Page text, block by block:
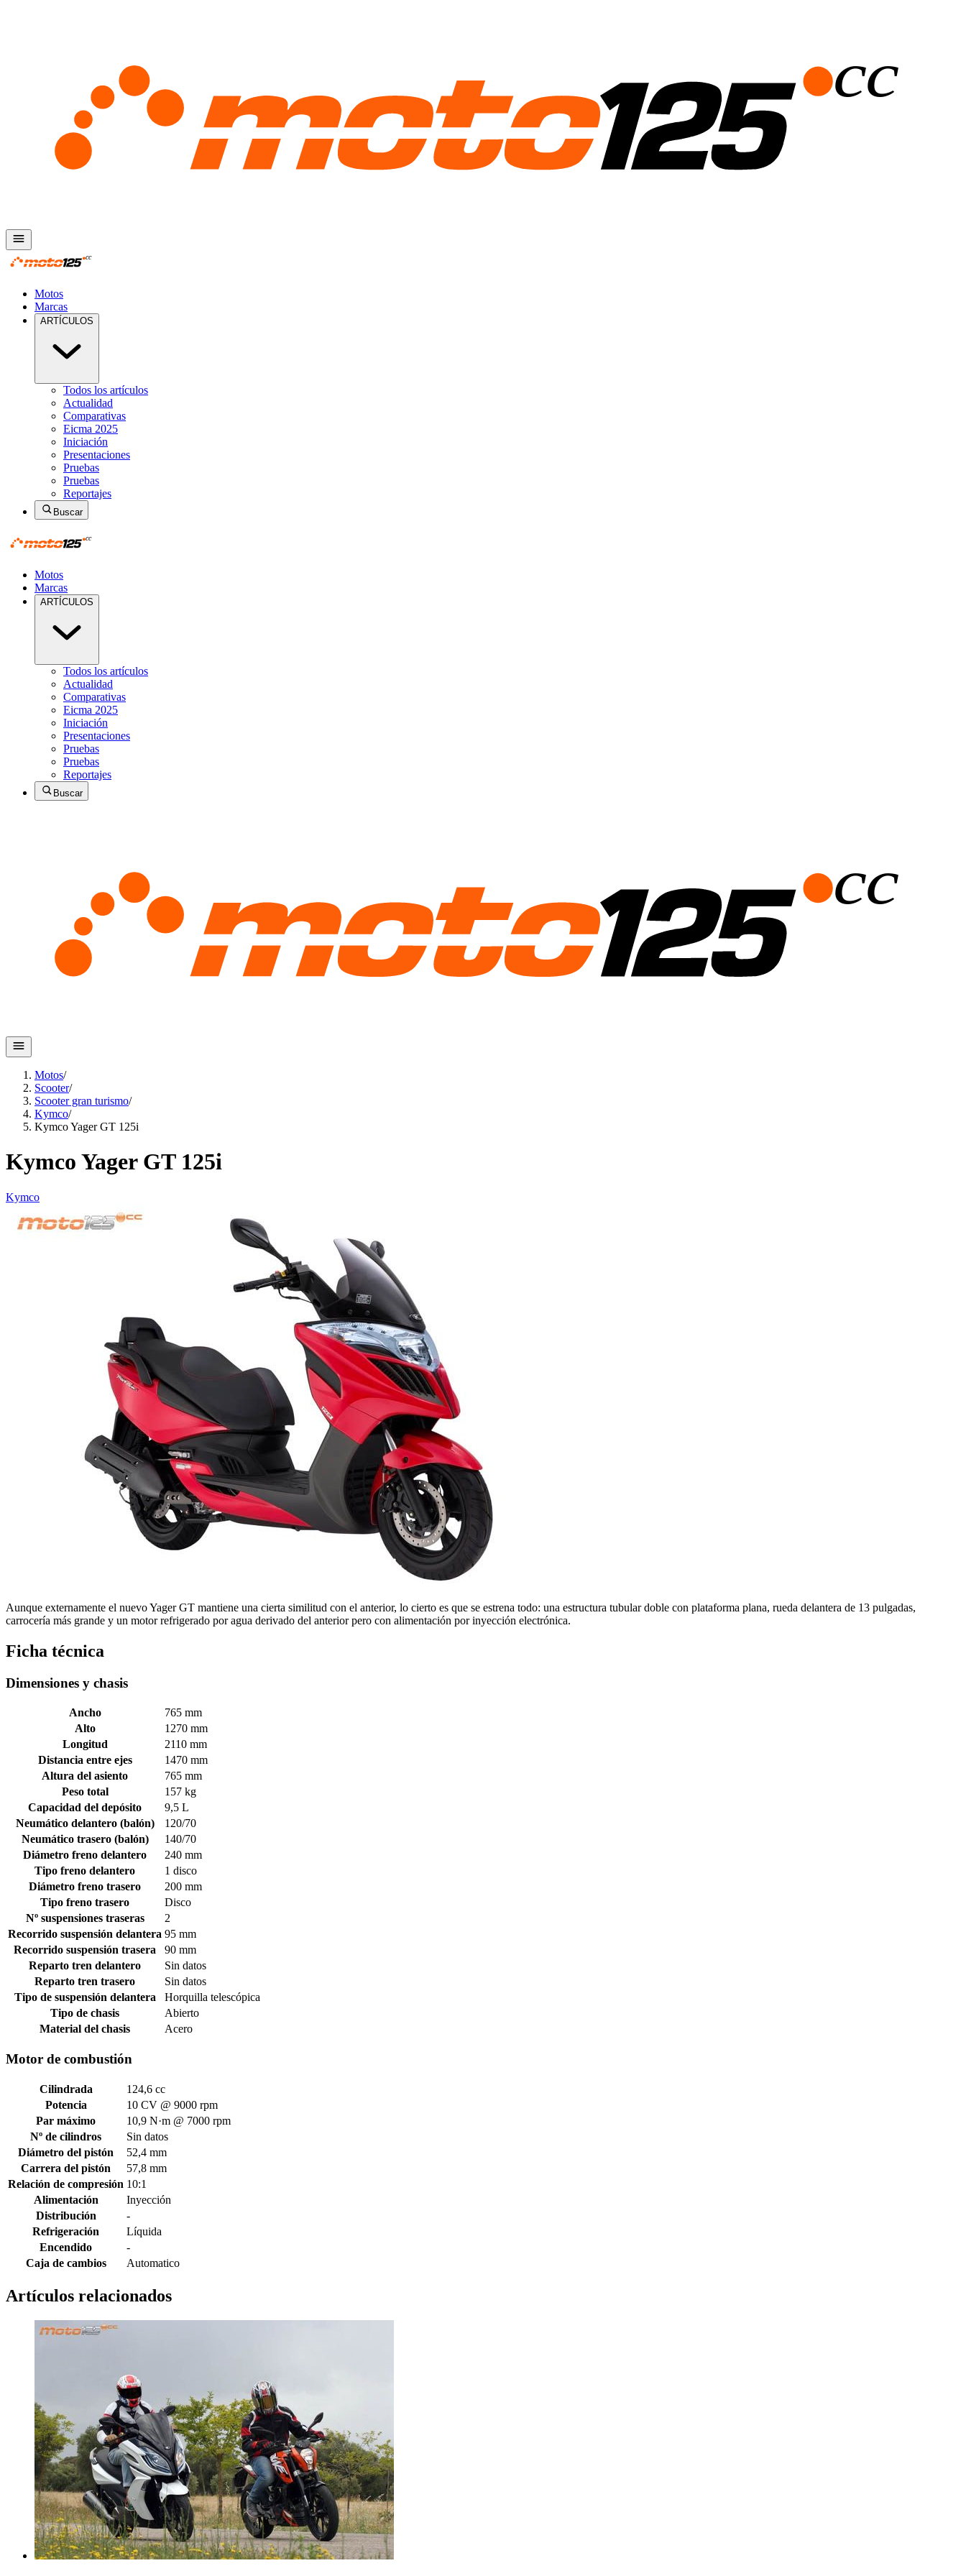
Motos
Marcas
ARTÍCULOS
Todos los artículos
Actualidad
Comparativas
Eicma 2025
Iniciación
Presentaciones
Pruebas
Pruebas
Reportajes
Buscar
Motos
Marcas
ARTÍCULOS
Todos los artículos
Actualidad
Comparativas
Eicma 2025
Iniciación
Presentaciones
Pruebas
Pruebas
Reportajes
Buscar
Motos/
Scooter/
Scooter gran turismo/
Kymco/
Kymco Yager GT 125i
Kymco Yager GT 125i
Kymco
Aunque externamente el nuevo Yager GT mantiene una cierta similitud con el anterior, lo cierto es que se estrena todo: una estructura tubular doble con plataforma plana, rueda delantera de 13 pulgadas,
carrocería más grande y un motor refrigerado por agua derivado del anterior pero con alimentación por inyección electrónica.
Ficha técnica
Dimensiones y chasis
Ancho
765 mm
Alto
1270 mm
Longitud
2110 mm
Distancia entre ejes
1470 mm
Altura del asiento
765 mm
Peso total
157 kg
Capacidad del depósito
9,5 L
Neumático delantero (balón)
120/70
Neumático trasero (balón)
140/70
Diámetro freno delantero
240 mm
Tipo freno delantero
1 disco
Diámetro freno trasero
200 mm
Tipo freno trasero
Disco
Nº suspensiones traseras
2
Recorrido suspensión delantera 95 mm
Recorrido suspensión trasera
90 mm
Reparto tren delantero
Sin datos
Reparto tren trasero
Sin datos
Tipo de suspensión delantera
Horquilla telescópica
Tipo de chasis
Abierto
Material del chasis
Acero
Motor de combustión
Cilindrada
124,6 cc
Potencia
10 CV @ 9000 rpm
Par máximo
10,9 N·m @ 7000 rpm
Nº de cilindros
Sin datos
Diámetro del pistón
52,4 mm
Carrera del pistón
57,8 mm
Relación de compresión 10:1
Alimentación
Inyección
Distribución
-
Refrigeración
Líquida
Encendido
-
Caja de cambios
Automatico
Artículos relacionados